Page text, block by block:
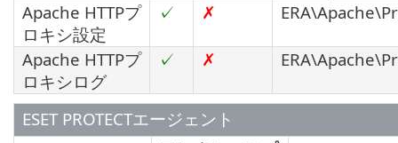
Apache HTTPプ
ロキシ設定
✓ ✗
Apache HTTPプ
ロキシログ
✓ ✗
ESET PROTECTエージェント